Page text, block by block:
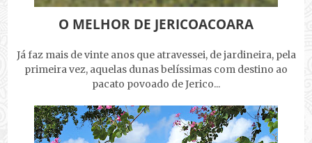
O MELHOR DE JERICOACOARA
Já faz mais de vinte anos que atravessei, de jardineira, pela
primeira vez, aquelas dunas belíssimas com destino ao
pacato povoado de Jerico...